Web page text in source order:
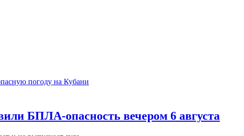
БПЛА-опасность вечером 6 августа